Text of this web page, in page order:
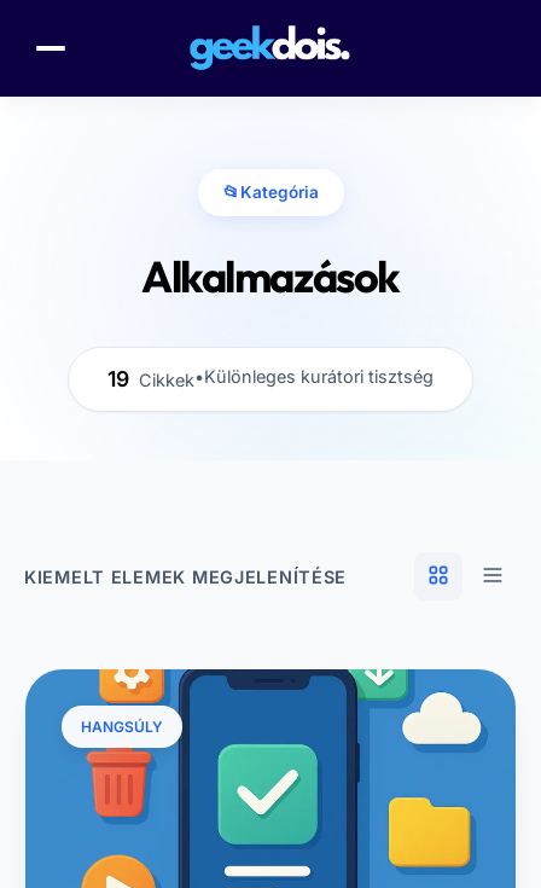
📂 Kategória
Alkalmazások
19 Cikkek•Különleges kurátori tisztség
KIEMELT ELEMEK MEGJELENÍTÉSE
HANGSÚLY